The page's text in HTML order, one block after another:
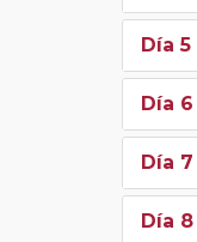
Día 5
Día 6
Día 7
Día 8